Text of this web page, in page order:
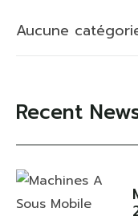
Aucune
Recent